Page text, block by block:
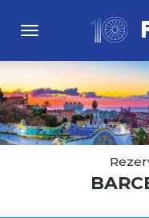
Toggle